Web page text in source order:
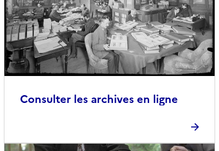
Consulter les archives en ligne